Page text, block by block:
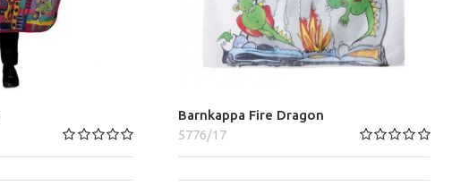
Barnkappa Fire Dragon
5776/17